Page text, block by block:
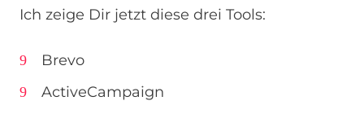
Ich zeige Dir jetzt diese drei Tools:
Brevo
ActiveCampaign